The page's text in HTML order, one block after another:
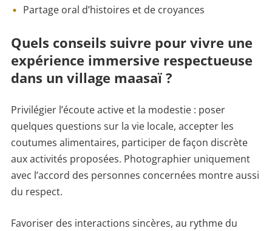
Partage oral d’histoires et de croyances
Quels conseils suivre pour vivre une
expérience immersive respectueuse
dans un village maasaï ?
Privilégier l’écoute active et la modestie : poser
quelques questions sur la vie locale, accepter les
coutumes alimentaires, participer de façon discrète
aux activités proposées. Photographier uniquement
avec l’accord des personnes concernées montre aussi
du respect.
Favoriser des interactions sincères, au rythme du